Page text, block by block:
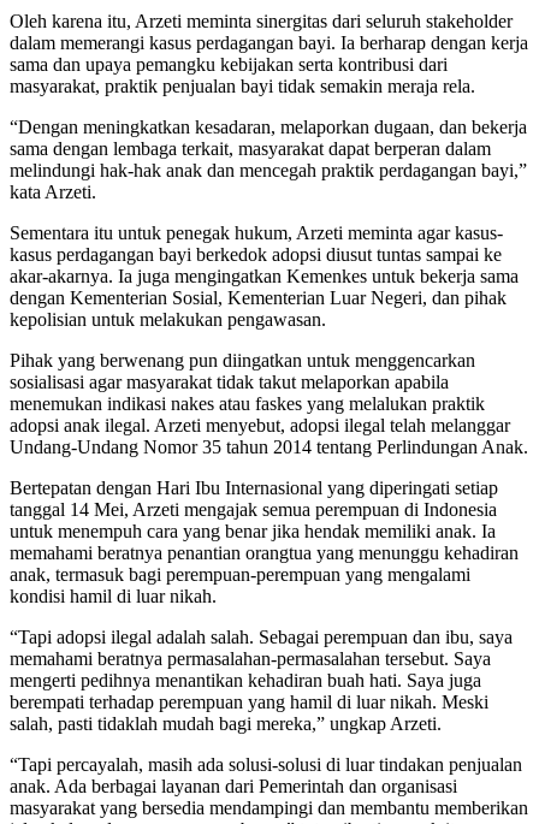
Oleh karena itu, Arzeti meminta sinergitas dari seluruh stakeholder
dalam memerangi kasus perdagangan bayi. Ia berharap dengan kerja
sama dan upaya pemangku kebijakan serta kontribusi dari
masyarakat, praktik penjualan bayi tidak semakin meraja rela.
“Dengan meningkatkan kesadaran, melaporkan dugaan, dan bekerja
sama dengan lembaga terkait, masyarakat dapat berperan dalam
melindungi hak-hak anak dan mencegah praktik perdagangan bayi,”
kata Arzeti.
Sementara itu untuk penegak hukum, Arzeti meminta agar kasus-
kasus perdagangan bayi berkedok adopsi diusut tuntas sampai ke
akar-akarnya. Ia juga mengingatkan Kemenkes untuk bekerja sama
dengan Kementerian Sosial, Kementerian Luar Negeri, dan pihak
kepolisian untuk melakukan pengawasan.
Pihak yang berwenang pun diingatkan untuk menggencarkan
sosialisasi agar masyarakat tidak takut melaporkan apabila
menemukan indikasi nakes atau faskes yang melalukan praktik
adopsi anak ilegal. Arzeti menyebut, adopsi ilegal telah melanggar
Undang-Undang Nomor 35 tahun 2014 tentang Perlindungan Anak.
Bertepatan dengan Hari Ibu Internasional yang diperingati setiap
tanggal 14 Mei, Arzeti mengajak semua perempuan di Indonesia
untuk menempuh cara yang benar jika hendak memiliki anak. Ia
memahami beratnya penantian orangtua yang menunggu kehadiran
anak, termasuk bagi perempuan-perempuan yang mengalami
kondisi hamil di luar nikah.
“Tapi adopsi ilegal adalah salah. Sebagai perempuan dan ibu, saya
memahami beratnya permasalahan-permasalahan tersebut. Saya
mengerti pedihnya menantikan kehadiran buah hati. Saya juga
berempati terhadap perempuan yang hamil di luar nikah. Meski
salah, pasti tidaklah mudah bagi mereka,” ungkap Arzeti.
“Tapi percayalah, masih ada solusi-solusi di luar tindakan penjualan
anak. Ada berbagai layanan dari Pemerintah dan organisasi
masyarakat yang bersedia mendampingi dan membantu memberikan